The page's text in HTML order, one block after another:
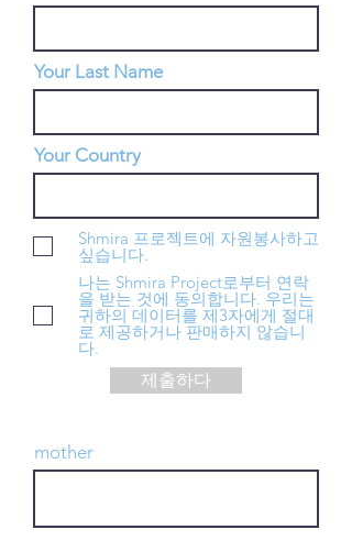
Your Last Name
Your Country
Shmira 프로젝트에 자원봉사하고
싶습니다.
나는 Shmira Project로부터 연락
을 받는 것에 동의합니다. 우리는
귀하의 데이터를 제3자에게 절대
로 제공하거나 판매하지 않습니
다.
제출하다
mother